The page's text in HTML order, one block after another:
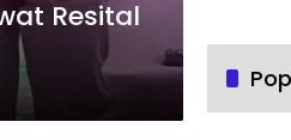
Resital